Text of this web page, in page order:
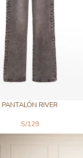
PANTALÓN RIVER
S/129